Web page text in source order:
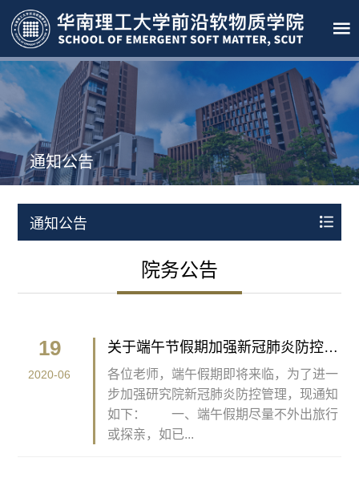
通知公告
通知公告
院务公告
19
2020-06
关于端午节假期加强新冠肺炎防控管
理的通知
各位老师，端午假期即将来临，为了进一
步加强研究院新冠肺炎防控管理，现通知
如下： 一、端午假期尽量不外出旅行
或探亲，如已...